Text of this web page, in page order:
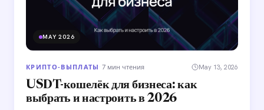
MAY 2026
КРИПТО-ВЫПЛАТЫ · 7 мин чтения May 13, 2026
USDT-кошелёк для бизнеса: как
выбрать и настроить в 2026